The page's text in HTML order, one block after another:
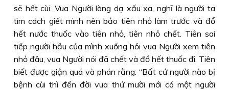
sẽ hết cùi. Vua Người lòng dạ xấu xa, nghĩ là người ta
tìm cách giết mình nên bảo tiên nhỏ làm trước và đổ
hết nước thuốc vào tiên nhỏ, tiên nhỏ chết. Tiên sai
tiếp người hầu của mình xuống hỏi vua Người xem tiên
nhỏ đâu, vua Người nói đã chết và đổ hết thuốc đi. Tiên
biết được giận quá và phán rằng: “Bất cứ người nào bị
bệnh cùi thì đến đời vua thứ mười mới có một người